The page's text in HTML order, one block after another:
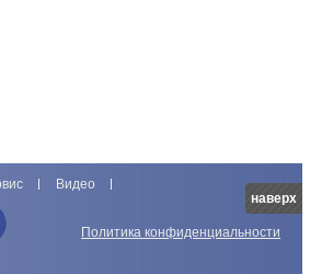
наверх
Видео
Политика конфиденциальности